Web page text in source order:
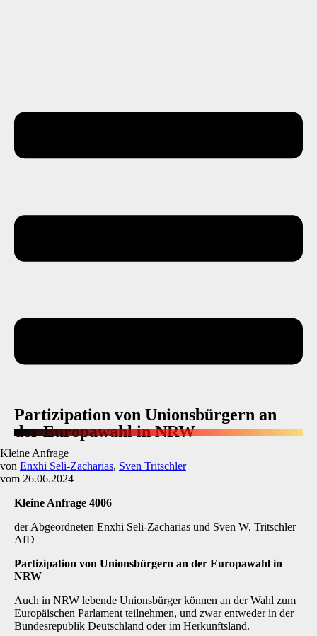
Partizipation von Unionsbürgern an
der Europawahl in NRW
Kleine Anfrage
von Enxhi Seli-Zacharias, Sven Tritschler
vom 26.06.2024
Kleine Anfrage 4006
der Abgeordneten Enxhi Seli-Zacharias und Sven W. Tritschler
AfD
Partizipation von Unionsbürgern an der Europawahl in
NRW
Auch in NRW lebende Unionsbürger können an der Wahl zum
Europäischen Parlament teilnehmen, und zwar entweder in der
Bundesrepublik Deutschland oder im Herkunftsland.